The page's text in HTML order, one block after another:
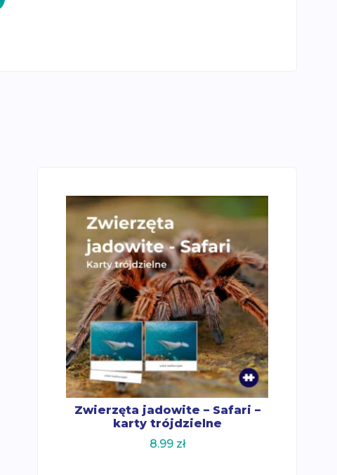
Zwierzęta jadowite – Safari –
karty trójdzielne
8.99 zł